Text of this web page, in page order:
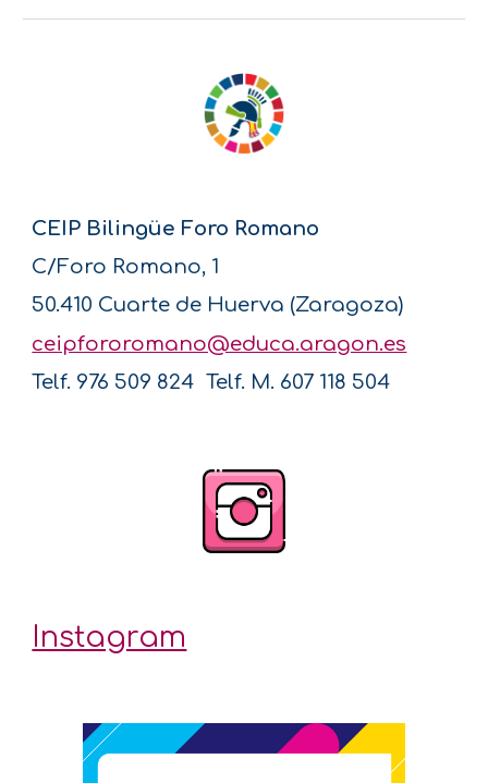
CEIP Bilingüe Foro Romano
C/Foro Romano, 1
50.410 Cuarte de Huerva (Zaragoza)
ceipfororomano@educa.aragon.es
Telf. 976 509 824 Telf. M. 607 118 504
Instagram